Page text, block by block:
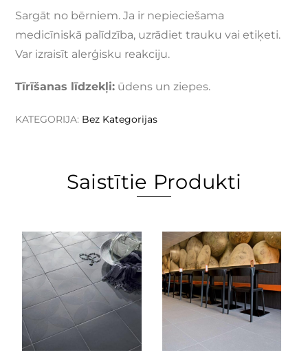
Sargāt no bērniem. Ja ir nepieciešama
medicīniskā palīdzība, uzrādiet trauku vai etiķeti.
Var izraisīt alerģisku reakciju.
Tīrīšanas līdzekļi: ūdens un ziepes.
KATEGORIJA: Bez Kategorijas
Saistītie Produkti